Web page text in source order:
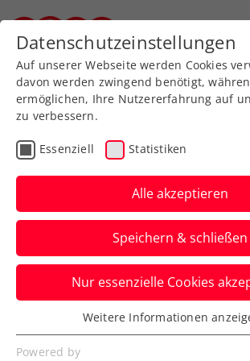
Zurück zur Newsübersicht
Turniere
Das Upper Austria
Linz lässt die
Tennismütter
Ab sofort kann man für die 34.
des WTA-Turniers Muttertags-
Geschenkgutscheine erwerben.
Verfasst von: Presseaussendung / Redaktion,
Datenschutzeinstellungen
Auf unserer Webseite werden Cookies
davon werden zwingend benötigt,
ermöglichen, Ihre Nutzererfahrung auf
zu verbessern.
Essenziell Statistiken
Alle akzeptieren
Speichern & schließen
Nur essenzielle Cookies
Essenziell
Essenzielle Cookies werden für
Weitere Informationen
Powered by